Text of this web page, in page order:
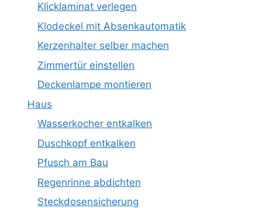
Klicklaminat verlegen
Klodeckel mit Absenkautomatik
Kerzenhalter selber machen
Zimmertür einstellen
Deckenlampe montieren
Haus
Wasserkocher entkalken
Duschkopf entkalken
Pfusch am Bau
Regenrinne abdichten
Steckdosensicherung